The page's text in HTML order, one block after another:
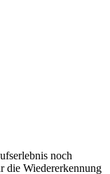
noch
die Wiedererkennung